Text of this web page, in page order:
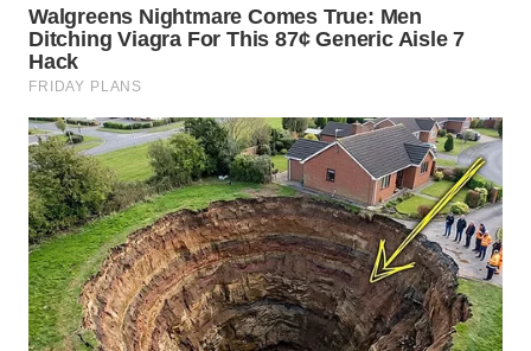
TEBING
TINGGI
PAKPAK
WN
KARAWANG
WN
BEKASI